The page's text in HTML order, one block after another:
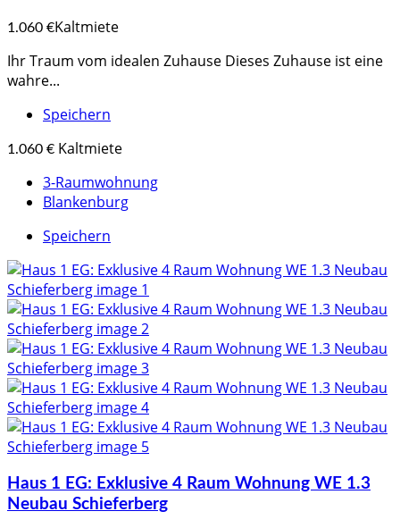
1.060 €Kaltmiete
Ihr Traum vom idealen Zuhause Dieses Zuhause ist eine
wahre...
Speichern
1.060 € Kaltmiete
3-Raumwohnung
Blankenburg
Speichern
Haus 1 EG: Exklusive 4 Raum Wohnung WE 1.3
Neubau Schieferberg